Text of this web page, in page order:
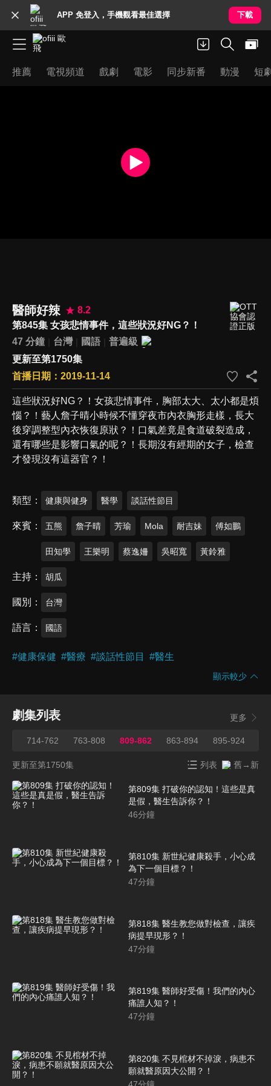
APP 免登入，手機觀看最佳選擇 下載
推薦 電視頻道 戲劇 電影 同步新番 動漫 短
醫師好辣
8.2
第845集 女孩悲情事件，這些狀況好NG？！
47 分鐘
台灣 國語
普遍級
更新至第1750集
首播日期：2019-11-14
這些狀況好NG？！女孩悲情事件，胸部太大、太小都是煩
惱？！藝人詹子晴小時候不懂穿夜市內衣胸形走樣，長大
後穿調整型內衣恢復原狀？！口氣差竟是食道破裂造成，
還有哪些是影響口氣的呢？！長期沒有經期的女子，檢查
才發現沒有這器官？！
類型 健康與健身 醫學 談話性節目
來賓 五熊 詹子晴 芳瑜 Mola 耐吉妹 傅如鵬
田知學 王樂明 蔡逸姍 吳昭寬 黃鈴雅
主持 胡瓜
國別 台灣
語言 國語
#健康保健 #醫療 #談話性節目 #醫生
顯示較少
劇集列表 更多
714-762 763-808 809-862 863-894 895-924
更新至第1750集 列表 舊→新
第809集 打破你的認知！這些是真
是假，醫生告訴你？！
46分鐘
第810集 新世紀健康殺手，小心成
為下一個目標？！
47分鐘
第818集 醫生教您做對檢查，讓疾
病提早現形？！
47分鐘
第819集 醫師好受傷！我們的內心
痛誰人知？！
47分鐘
第820集 不見棺材不掉淚，病患不
願就醫原因大公開？！
47分鐘